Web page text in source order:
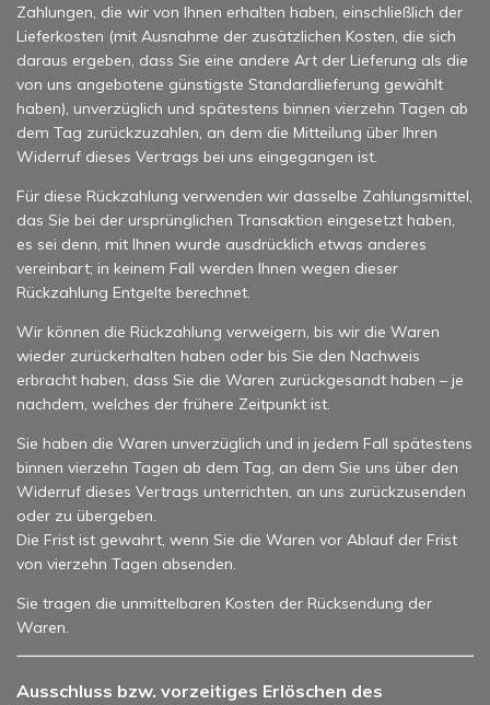
Zahlungen, die wir von Ihnen erhalten haben, einschließlich der
Lieferkosten (mit Ausnahme der zusätzlichen Kosten, die sich
daraus ergeben, dass Sie eine andere Art der Lieferung als die
von uns angebotene günstigste Standardlieferung gewählt
haben), unverzüglich und spätestens binnen vierzehn Tagen ab
dem Tag zurückzuzahlen, an dem die Mitteilung über Ihren
Widerruf dieses Vertrags bei uns eingegangen ist.
Für diese Rückzahlung verwenden wir dasselbe Zahlungsmittel,
das Sie bei der ursprünglichen Transaktion eingesetzt haben,
es sei denn, mit Ihnen wurde ausdrücklich etwas anderes
vereinbart; in keinem Fall werden Ihnen wegen dieser
Rückzahlung Entgelte berechnet.
Wir können die Rückzahlung verweigern, bis wir die Waren
wieder zurückerhalten haben oder bis Sie den Nachweis
erbracht haben, dass Sie die Waren zurückgesandt haben – je
nachdem, welches der frühere Zeitpunkt ist.
Sie haben die Waren unverzüglich und in jedem Fall spätestens
binnen vierzehn Tagen ab dem Tag, an dem Sie uns über den
Widerruf dieses Vertrags unterrichten, an uns zurückzusenden
oder zu übergeben.
Die Frist ist gewahrt, wenn Sie die Waren vor Ablauf der Frist
von vierzehn Tagen absenden.
Sie tragen die unmittelbaren Kosten der Rücksendung der
Waren.
Ausschluss bzw. vorzeitiges Erlöschen des